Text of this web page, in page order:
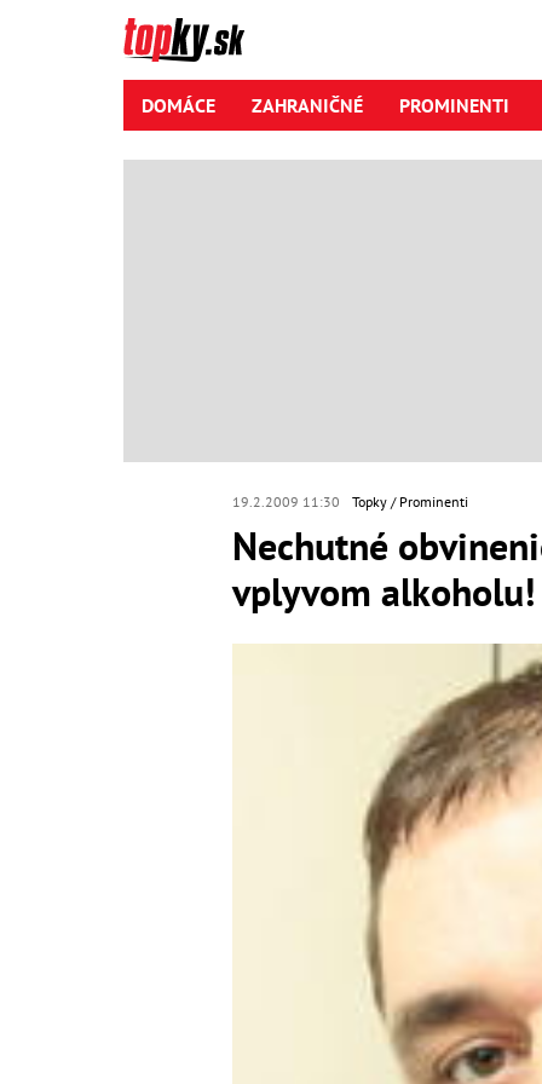
DOMÁCE ZAHRANIČNÉ PROMINENTI
19.2.2009 11:30 Topky Prominenti
Nechutné
vplyvom alkoholu!